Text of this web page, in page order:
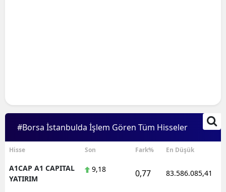
#Borsa İstanbulda İşlem Gören Tüm Hisseler
Hisse Son Fark% En Düşük
A1CAP A1 CAPITAL
YATIRIM
9,18 0,77 83.586.085,41